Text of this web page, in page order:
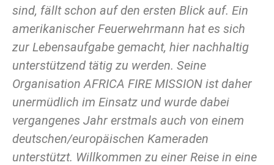
sind, fällt schon auf den ersten Blick auf. Ein
amerikanischer Feuerwehrmann hat es sich
zur Lebensaufgabe gemacht, hier nachhaltig
unterstützend tätig zu werden. Seine
Organisation AFRICA FIRE MISSION ist daher
unermüdlich im Einsatz und wurde dabei
vergangenes Jahr erstmals auch von einem
deutschen/europäischen Kameraden
unterstützt. Willkommen zu einer Reise in eine